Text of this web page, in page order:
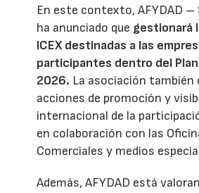
En este contexto, AFYDAD –
ha anunciado que gestionará
ICEX destinadas a las
participantes dentro del
2026. La asociación también
acciones de promoción y
internacional de la
en colaboración con las
Comerciales y medios
Además, AFYDAD está